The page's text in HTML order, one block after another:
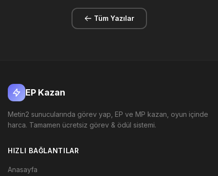
Tüm Yazılar
EP Kazan
Metin2 sunucularında görev yap, EP ve MP kazan, oyun içinde
harca. Tamamen ücretsiz görev & ödül sistemi.
HIZLI BAĞLANTILAR
Anasayfa